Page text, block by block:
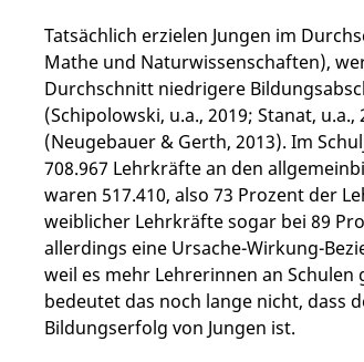
Tatsächlich erzielen Jungen im
Mathe und Naturwissenschaften),
Durchschnitt niedrigere
(Schipolowski, u.a., 2019; Stanat,
(Neugebauer & Gerth, 2013). Im
708.967 Lehrkräfte an den
waren 517.410, also 73 Prozent der
weiblicher Lehrkräfte sogar bei 89
allerdings eine Ursache-Wirkung-
weil es mehr Lehrerinnen an
bedeutet das noch lange nicht, dass
Bildungserfolg von Jungen ist.